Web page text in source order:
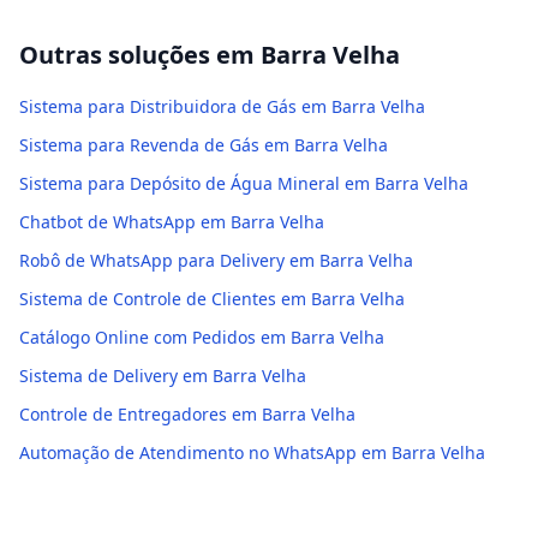
Outras soluções em Barra Velha
Sistema para Distribuidora de Gás em Barra Velha
Sistema para Revenda de Gás em Barra Velha
Sistema para Depósito de Água Mineral em Barra Velha
Chatbot de WhatsApp em Barra Velha
Robô de WhatsApp para Delivery em Barra Velha
Sistema de Controle de Clientes em Barra Velha
Catálogo Online com Pedidos em Barra Velha
Sistema de Delivery em Barra Velha
Controle de Entregadores em Barra Velha
Automação de Atendimento no WhatsApp em Barra Velha